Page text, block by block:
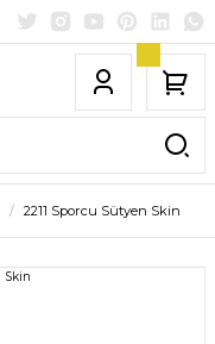
2211 Sporcu Sütyen Skin